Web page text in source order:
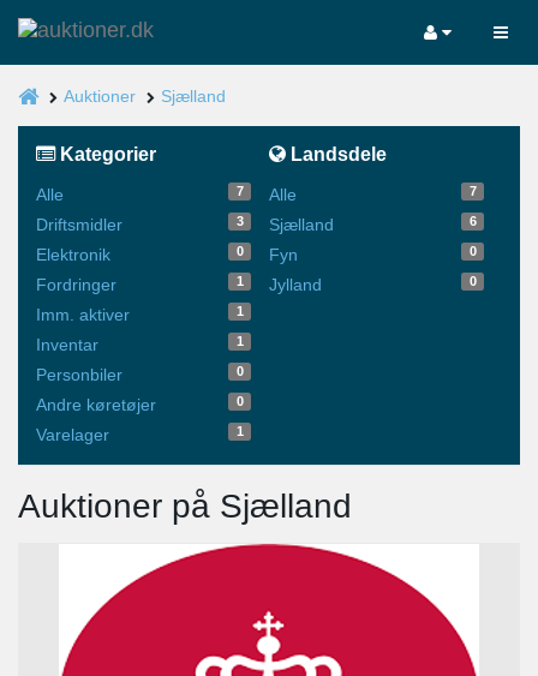
Auktioner Sjælland
Kategorier
Alle 7
Driftsmidler 3
Elektronik 0
Fordringer 1
Imm. aktiver 1
Inventar 1
Personbiler 0
Andre køretøjer 0
Varelager 1
Landsdele
Alle 7
Sjælland 6
Fyn 0
Jylland 0
Auktioner på Sjælland